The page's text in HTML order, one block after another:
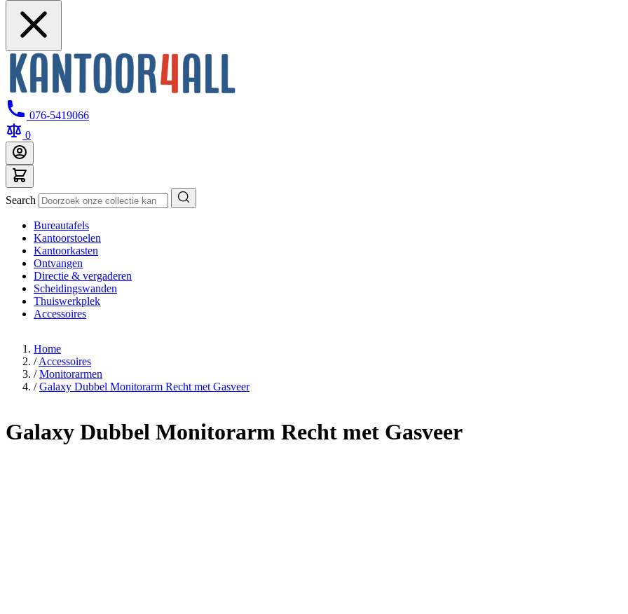
076-5419066
0
Search
Bureautafels
Kantoorstoelen
Kantoorkasten
Ontvangen
Directie & vergaderen
Scheidingswanden
Thuiswerkplek
Accessoires
Home
/ Accessoires
/ Monitorarmen
/ Galaxy Dubbel Monitorarm Recht met Gasveer
Galaxy Dubbel Monitorarm Recht met Gasveer